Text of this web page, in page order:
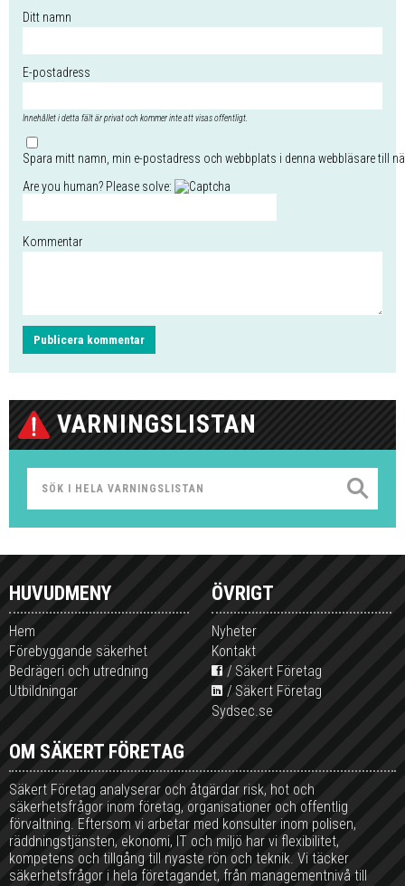
Ditt namn
E-postadress
Innehållet i detta fält är privat och kommer inte att visas offentligt.
Spara mitt namn, min e-postadress och webbplats i denna webbläsare till
Are you human? Please solve:
Kommentar
VARNINGSLISTAN
HUVUDMENY
Hem
Förebyggande säkerhet
Bedrägeri och utredning
Utbildningar
ÖVRIGT
Nyheter
Kontakt
Säkert Företag
Säkert Företag
Sydsec.se
OM SÄKERT FÖRETAG
Säkert Företag analyserar och åtgärdar risk, hot och
säkerhetsfrågor inom företag, organisationer och offentlig
förvaltning. Eftersom vi arbetar med konsulter inom polisen,
räddningstjänsten, ekonomi, IT och miljö har vi flexibilitet,
kompetens och tillgång till nyaste rön och teknik. Vi täcker
säkerhetsfrågor i hela företagandet, från managementnivå till